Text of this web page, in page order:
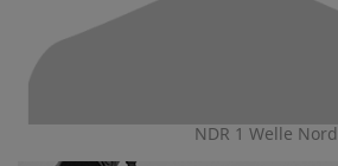
NDR 1 Welle Nord